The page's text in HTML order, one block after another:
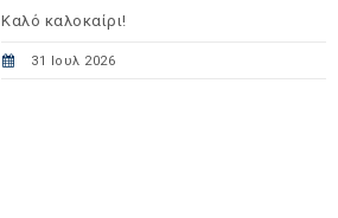
Καλό καλοκαίρι!
31 Ιουλ 2026